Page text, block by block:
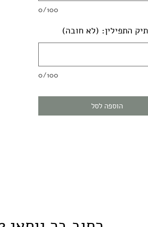
0/100
התפילין: (לא חובה)
0/100
הוספה לסל